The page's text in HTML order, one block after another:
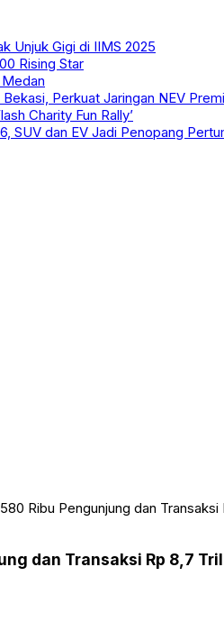
Unjuk Gigi di IIMS 2025
Rising Star
Perkuat Jaringan NEV
Charity Fun Rally’
SUV dan EV Jadi Penopang
Ribu Pengunjung dan Transaksi
dan Transaksi Rp 8,7